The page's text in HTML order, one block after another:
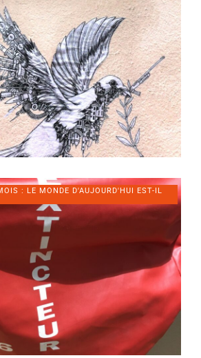
: LE MONDE D'AUJOURD'HUI EST-IL